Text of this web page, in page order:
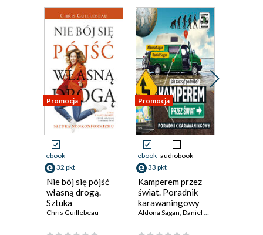
Promocja
ebook
32 pkt
Nie bój się pójść
własną drogą.
Sztuka
nonkonformizmu
Chris Guillebeau
Promocja
ebook audiobook
33 pkt
Kamperem przez
świat. Poradnik
karawaningowy
Aldona Sagan Daniel Sagan